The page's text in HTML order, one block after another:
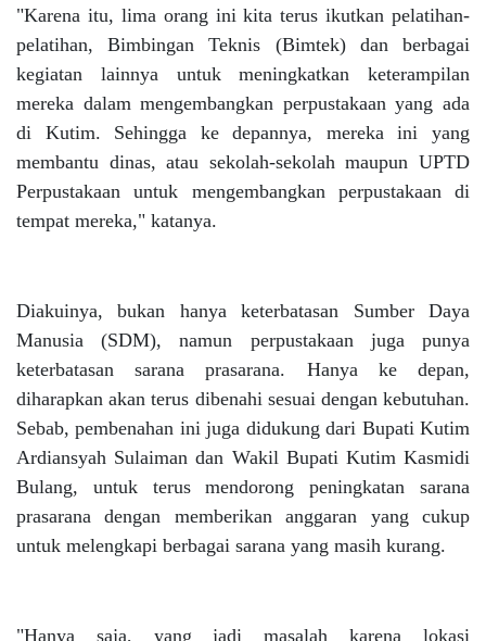
"Karena itu, lima orang ini kita terus ikutkan pelatihan-
pelatihan, Bimbingan Teknis (Bimtek) dan berbagai
kegiatan lainnya untuk meningkatkan keterampilan
mereka dalam mengembangkan perpustakaan yang ada
di Kutim. Sehingga ke depannya, mereka ini yang
membantu dinas, atau sekolah-sekolah maupun UPTD
Perpustakaan untuk mengembangkan perpustakaan di
tempat mereka," katanya.
Diakuinya, bukan hanya keterbatasan Sumber Daya
Manusia (SDM), namun perpustakaan juga punya
keterbatasan sarana prasarana. Hanya ke depan,
diharapkan akan terus dibenahi sesuai dengan kebutuhan.
Sebab, pembenahan ini juga didukung dari Bupati Kutim
Ardiansyah Sulaiman dan Wakil Bupati Kutim Kasmidi
Bulang, untuk terus mendorong peningkatan sarana
prasarana dengan memberikan anggaran yang cukup
untuk melengkapi berbagai sarana yang masih kurang.
"Hanya saja, yang jadi masalah karena lokasi